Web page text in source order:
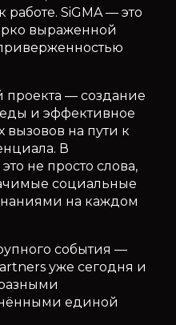
SiGMA — это
выраженной
— создание
и эффективное
вызовов на пути к
В
не просто слова,
социальные
на каждом
события —
уже сегодня и
единой